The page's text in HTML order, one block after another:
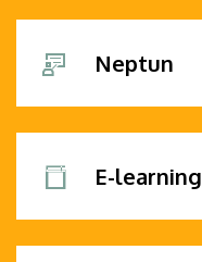
Neptun
E-learning